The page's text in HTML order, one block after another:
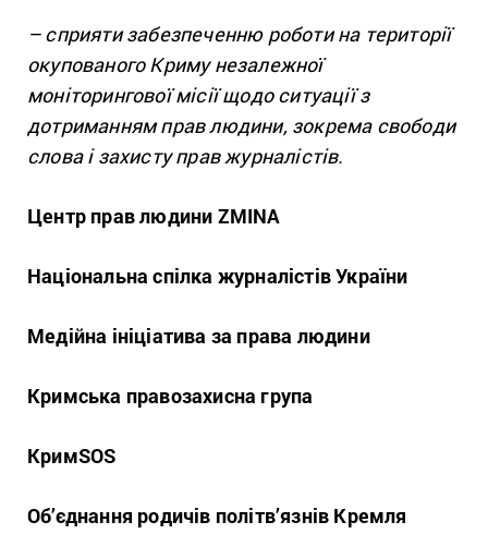
– сприяти забезпеченню роботи на території
окупованого Криму незалежної
моніторингової місії щодо ситуації з
дотриманням прав людини, зокрема свободи
слова і захисту прав журналістів.
Центр прав людини ZMINA
Національна спілка журналістів України
Медійна ініціатива за права людини
Кримська правозахисна група
КримSOS
Об’єднання родичів політв’язнів Кремля